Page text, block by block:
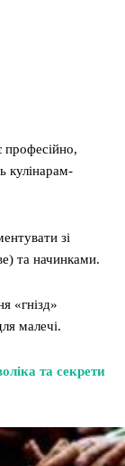
професійно,
кулінарам-
зі
та начинками.
«гнізд»
малечі.
та секрети